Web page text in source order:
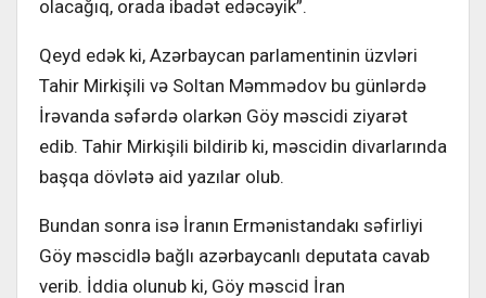
olacağıq, orada ibadət edəcəyik”.
Qeyd edək ki, Azərbaycan parlamentinin üzvləri
Tahir Mirkişili və Soltan Məmmədov bu günlərdə
İrəvanda səfərdə olarkən Göy məscidi ziyarət
edib. Tahir Mirkişili bildirib ki, məscidin divarlarında
başqa dövlətə aid yazılar olub.
Bundan sonra isə İranın Ermənistandakı səfirliyi
Göy məscidlə bağlı azərbaycanlı deputata cavab
verib. İddia olunub ki, Göy məscid İran